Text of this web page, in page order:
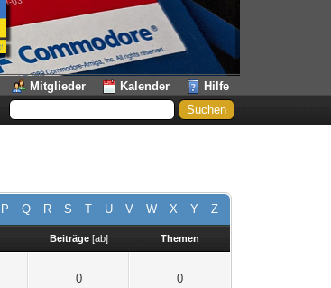
Mitglieder Kalender
Hilfe
P Q R S T U V W X Y Z
Beiträge [ab] Themen
0 0